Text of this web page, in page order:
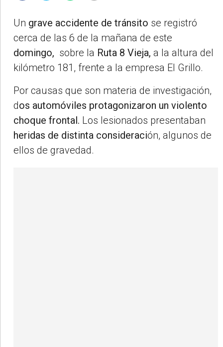
Un grave accidente de tránsito se registró
cerca de las 6 de la mañana de este
domingo, sobre la Ruta 8 Vieja, a la altura del
kilómetro 181, frente a la empresa El Grillo.
Por causas que son materia de investigación,
dos automóviles protagonizaron un violento
choque frontal. Los lesionados presentaban
heridas de distinta consideración, algunos de
ellos de gravedad.